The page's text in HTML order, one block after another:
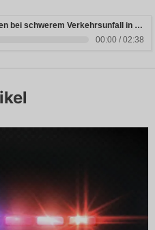
Drei junge Menschen sterben bei schwerem Verkehrsunfall in Rheinland-Pfalz
00:00 / 02:38